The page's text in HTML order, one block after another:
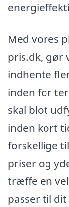
Med vores
pris.dk, gør
indhente
inden for
skal blot
inden kort
forskellige
priser og
træffe en
passer til dit